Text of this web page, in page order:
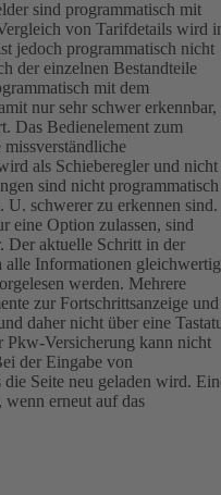
sind programmatisch mit
von Tarifdetails wird
jedoch programmatisch nicht
der einzelnen Bestandteile
mit dem
nur sehr schwer erkennbar,
Das Bedienelement zum
als Schieberegler und nicht
sind nicht programmatisch
U. schwerer zu erkennen sind.
eine Option zulassen, sind
Der aktuelle Schritt in der
alle Informationen gleichwertig
werden. Mehrere
zur Fortschrittsanzeige und
daher nicht über eine
Versicherung kann nicht
der Eingabe von
die Seite neu geladen wird.
erneut auf das